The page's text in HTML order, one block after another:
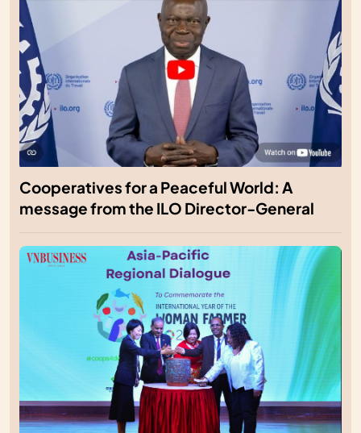
Cooperatives for a Peaceful World: A
message from the ILO Director-General